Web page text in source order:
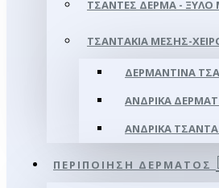
ΤΣΆΝΤΕΣ ΔΈΡΜΑ - ΞΎΛΟ
ΤΣΑΝΤΆΚΙΑ ΜΈΣΗΣ-
ΔΕΡΜΆΝΤΙΝΑ
ΑΝΔΡΙΚΆ
ΑΝΔΡΙΚΆ
ΠΕΡΙΠΟΊΗΣΗ ΔΈΡΜΑΤΟΣ